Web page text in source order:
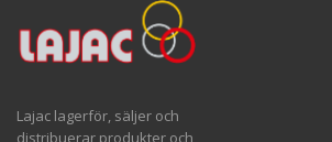
Lajac lagerför, säljer och